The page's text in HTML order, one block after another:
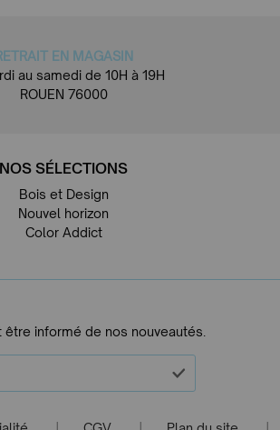
EN MAGASIN
au samedi de 10H à 19H
ROUEN 76000
NOS SÉLECTIONS
Bois et Design
Nouvel horizon
Color Addict
informé de nos nouveautés.